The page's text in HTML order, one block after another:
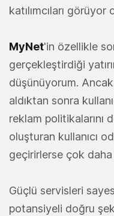
katılımcıları
MyNet'in özellikle
gerçekleştirdiği
düşünüyorum. Ancak
aldıktan sonra
reklam politikalarını
oluşturan kullanıcı
geçirirlerse çok daha
Güçlü servisleri
potansiyeli doğru